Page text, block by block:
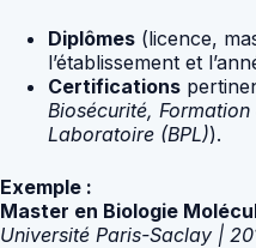
Diplômes (licence,
l’établissement et
Certifications
Biosécurité,
Laboratoire (BPL)).
Exemple :
Master en Biologie
Université Paris-Saclay |